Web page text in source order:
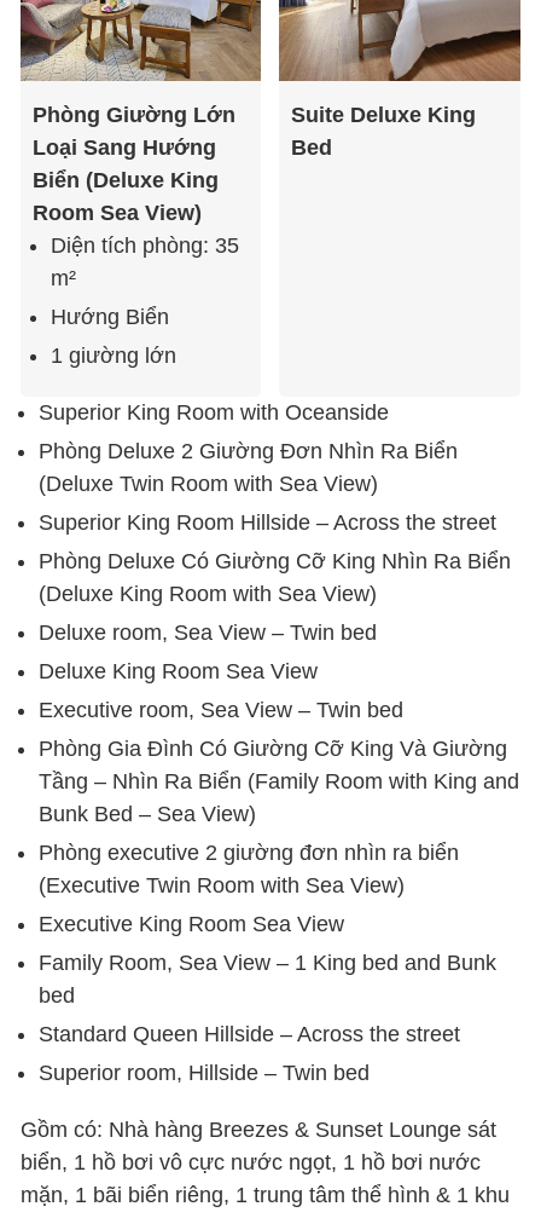
Phòng Giường Lớn
Loại Sang Hướng
Biển (Deluxe King
Room Sea View)
Diện tích phòng: 35
m²
Hướng Biển
1 giường lớn
Suite Deluxe King
Bed
Superior King Room with Oceanside
Phòng Deluxe 2 Giường Đơn Nhìn Ra Biển
(Deluxe Twin Room with Sea View)
Superior King Room Hillside – Across the street
Phòng Deluxe Có Giường Cỡ King Nhìn Ra Biển
(Deluxe King Room with Sea View)
Deluxe room, Sea View – Twin bed
Deluxe King Room Sea View
Executive room, Sea View – Twin bed
Phòng Gia Đình Có Giường Cỡ King Và Giường
Tầng – Nhìn Ra Biển (Family Room with King and
Bunk Bed – Sea View)
Phòng executive 2 giường đơn nhìn ra biển
(Executive Twin Room with Sea View)
Executive King Room Sea View
Family Room, Sea View – 1 King bed and Bunk
bed
Standard Queen Hillside – Across the street
Superior room, Hillside – Twin bed
Gồm có: Nhà hàng Breezes & Sunset Lounge sát
biển, 1 hồ bơi vô cực nước ngọt, 1 hồ bơi nước
mặn, 1 bãi biển riêng, 1 trung tâm thể hình & 1 khu